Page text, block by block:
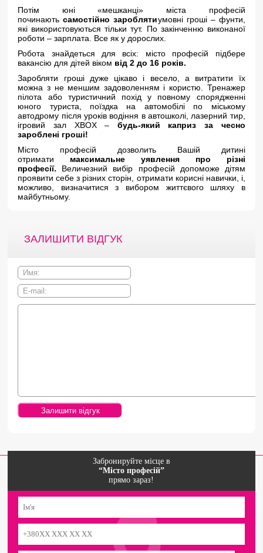
Потім юні «мешканці» міста професій
починаютьсамостійно зароблятиумовні гроші – фунти,
які використовуються тільки тут. По закінченню виконаної
роботи – зарплата. Все як у дорослих.
Робота знайдеться для всіх: місто професій підбере
вакансію для дітей віком від 2 до 16 років.
Заробляти гроші дуже цікаво і весело, а витратити їх
можна з не меншим задоволенням і користю. Тренажер
пілота або туристичний похід у повному спорядженні
юного туриста, поїздка на автомобілі по міському
автодрому після уроків водіння в автошколі, лазерний тир,
ігровий зал XBOX – будь-який каприз за чесно
зароблені гроші!
Місто професій дозволить Вашій дитині
отримати максимальне уявлення про різні
професії. Величезний вибір професій допоможе дітям
проявити себе з різних сторін, отримати корисні навички, і,
можливо, визначитися з вибором життєвого шляху в
майбутньому.
ЗАЛИШИТИ ВІДГУК
Забронируйте місце в
“Місто професій”
прямо зараз!